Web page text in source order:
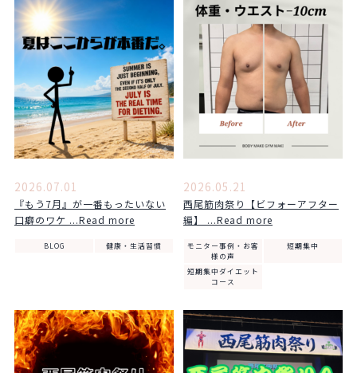
2026.07.01
『もう7月』が一番もったいない
口癖のワケ ...Read more
BLOG 健康・生活習慣
2026.05.21
西尾筋肉祭り【ビフォーアフター
編】 ...Read more
モニター事例・お客
様の声
短期集中
短期集中ダイエット
コース